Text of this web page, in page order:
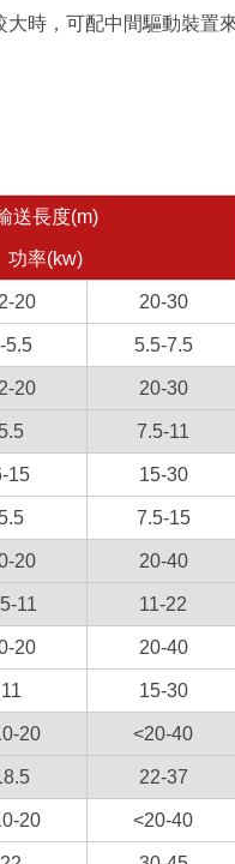
時，可配中間驅動裝置
送長度(m)
功率(kw)
20
20-30
5.5 5.5-7.5
20
20-30
5.5 7.5-11
15
15-30
5.5 7.5-15
20
20-40
11 11-22
20
20-40
11 15-30
20
<20-40
22-37
20
<20-40